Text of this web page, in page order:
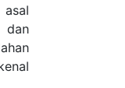
dan